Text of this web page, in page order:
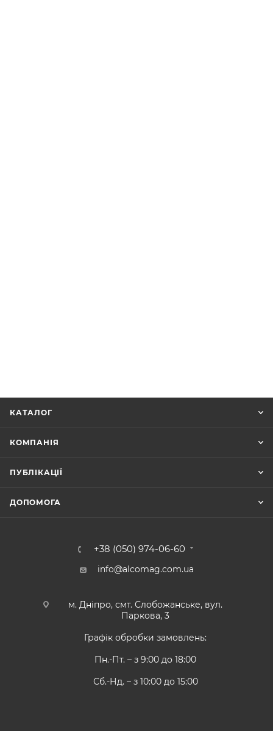
КАТАЛОГ
КОМПАНІЯ
ПУБЛІКАЦІЇ
ДОПОМОГА
+38 (050) 974-06-60
info@alcomag.com.ua
м. Дніпро, смт. Слобожанське, вул.
Паркова, 3
Графік обробки замовлень:
Пн.-Пт. – з 9:00 до 18:00
Сб.-Нд. – з 10:00 до 15:00